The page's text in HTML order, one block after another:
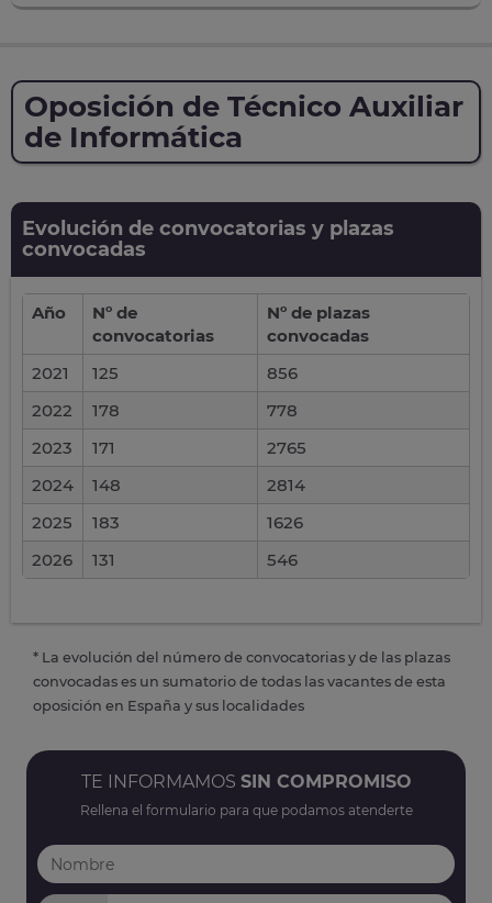
Oposición de Técnico Auxiliar
de Informática
Evolución de convocatorias y plazas
convocadas
Año
Nº de
convocatorias
Nº de plazas
convocadas
2021
125
856
2022
178
778
2023
171
2765
2024
148
2814
2025
183
1626
2026
131 546
* La evolución del número de convocatorias y de las plazas
convocadas es un sumatorio de todas las vacantes de esta
oposición en España y sus localidades
TE INFORMAMOS SIN COMPROMISO
Rellena el formulario para que podamos atenderte